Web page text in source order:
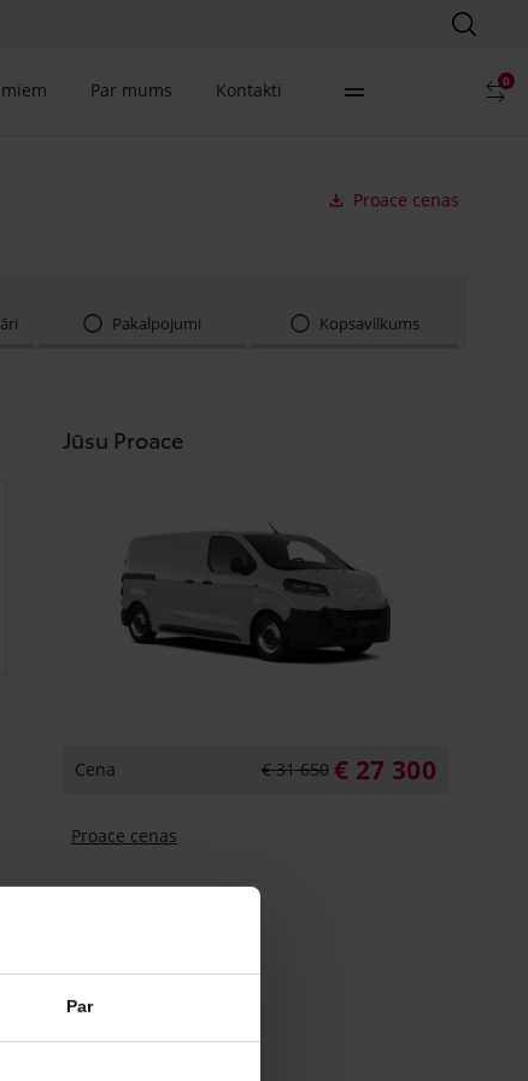
Par
0
Par mums Kontakti
Proace cenas
Pakalpojumi Kopsavilkums
Jūsu Proace
Cena € 31 650 € 27 300
Proace cenas